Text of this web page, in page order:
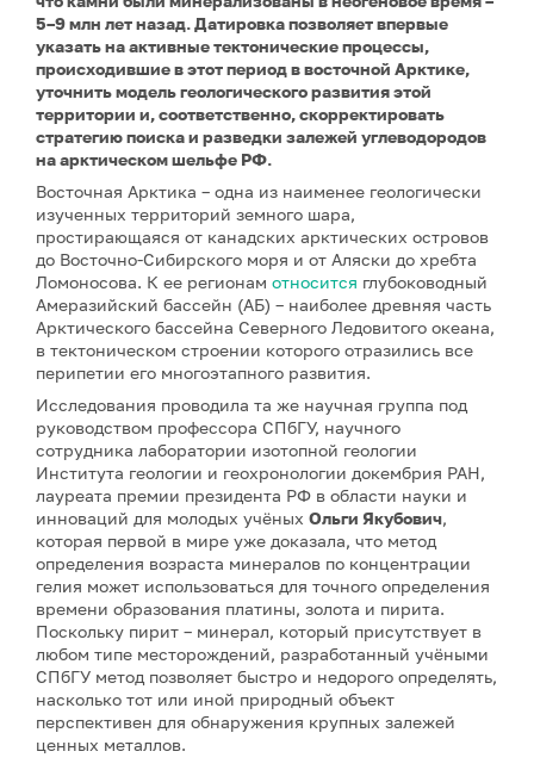
5–9 млн лет назад. Датировка позволяет впервые
указать на активные тектонические процессы,
происходившие в этот период в восточной Арктике,
уточнить модель геологического развития этой
территории и, соответственно, скорректировать
стратегию поиска и разведки залежей углеводородов
на арктическом шельфе РФ.
Восточная Арктика – одна из наименее геологически
изученных территорий земного шара,
простирающаяся от канадских арктических островов
до Восточно-Сибирского моря и от Аляски до хребта
Ломоносова. К ее регионам относится глубоководный
Амеразийский бассейн (АБ) – наиболее древняя часть
Арктического бассейна Северного Ледовитого океана,
в тектоническом строении которого отразились все
перипетии его многоэтапного развития.
Исследования проводила та же научная группа под
руководством профессора СПбГУ, научного
сотрудника лаборатории изотопной геологии
Института геологии и геохронологии докембрия РАН,
лауреата премии президента РФ в области науки и
инноваций для молодых учёных Ольги Якубович,
которая первой в мире уже доказала, что метод
определения возраста минералов по концентрации
гелия может использоваться для точного определения
времени образования платины, золота и пирита.
Поскольку пирит – минерал, который присутствует в
любом типе месторождений, разработанный учёными
СПбГУ метод позволяет быстро и недорого определять,
насколько тот или иной природный объект
перспективен для обнаружения крупных залежей
ценных металлов.